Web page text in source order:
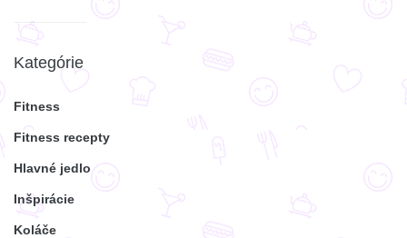
Kategórie
Fitness
Fitness recepty
Hlavné jedlo
Inšpirácie
Koláče